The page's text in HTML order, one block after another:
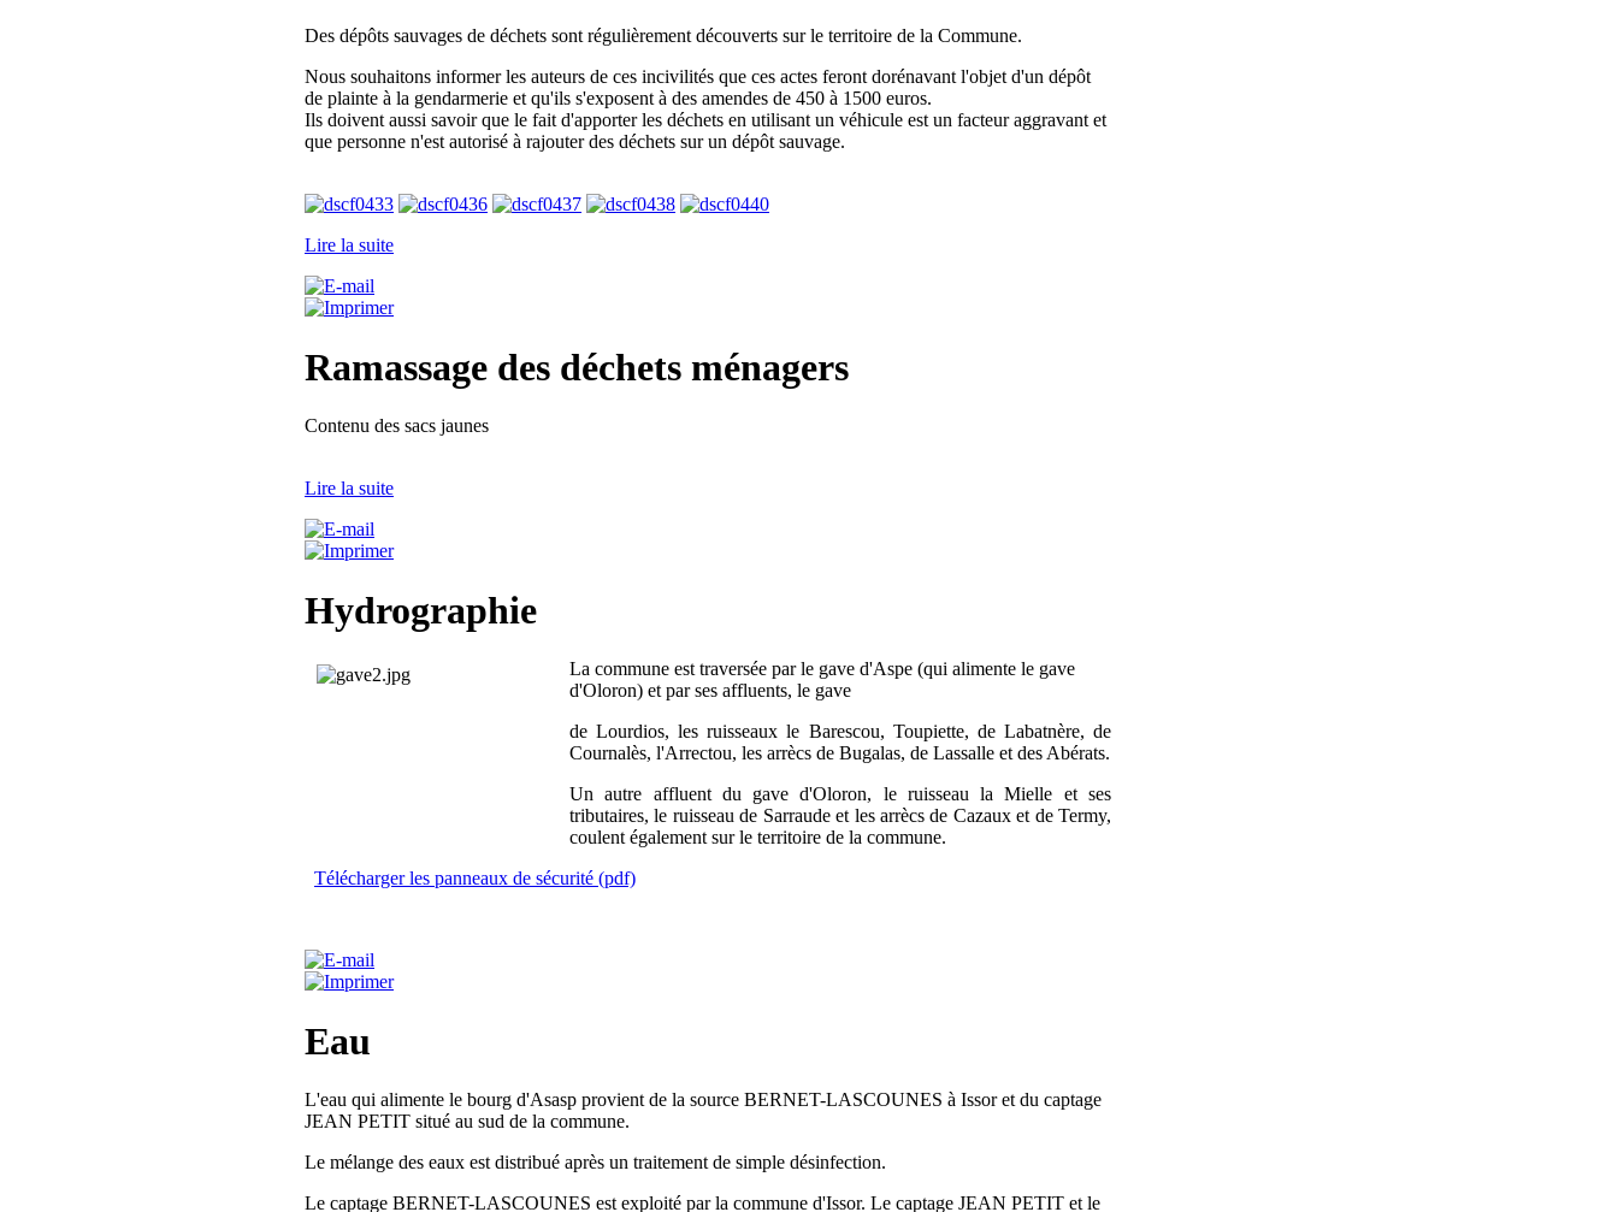
Des dépôts sauvages de déchets sont régulièrement découverts sur le territoire de la Commune.
Nous souhaitons informer les auteurs de ces incivilités que ces actes feront dorénavant l'objet d'un dépôt
de plainte à la gendarmerie et qu'ils s'exposent à des amendes de 450 à 1500 euros.
Ils doivent aussi savoir que le fait d'apporter les déchets en utilisant un véhicule est un facteur aggravant et
que personne n'est autorisé à rajouter des déchets sur un dépôt sauvage.
Lire la suite
Ramassage des déchets ménagers
Contenu des sacs jaunes
Lire la suite
Hydrographie
La commune est traversée par le gave d'Aspe (qui alimente le gave
d'Oloron) et par ses affluents, le gave
de Lourdios, les ruisseaux le Barescou, Toupiette, de Labatnère, de
Cournalès, l'Arrectou, les arrècs de Bugalas, de Lassalle et des Abérats.
Un autre affluent du gave d'Oloron, le ruisseau la Mielle et ses
tributaires, le ruisseau de Sarraude et les arrècs de Cazaux et de Termy,
coulent également sur le territoire de la commune.
Télécharger les panneaux de sécurité (pdf)
Eau
L'eau qui alimente le bourg d'Asasp provient de la source BERNET-LASCOUNES à Issor et du captage
JEAN PETIT situé au sud de la commune.
Le mélange des eaux est distribué après un traitement de simple désinfection.
Le captage BERNET-LASCOUNES est exploité par la commune d'Issor. Le captage JEAN PETIT et le